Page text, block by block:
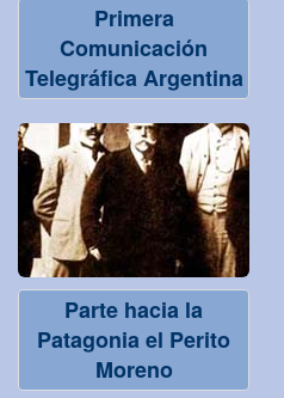
Primera
Comunicación
Telegráfica Argentina
Parte hacia la
Patagonia el Perito
Moreno